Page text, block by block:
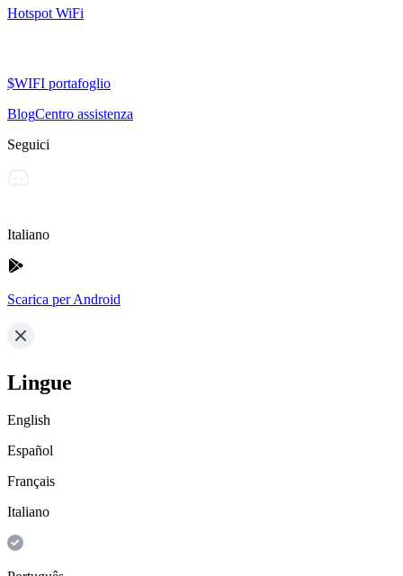
Hotspot WiFi
$WIFI portafoglio
BlogCentro assistenza
Seguici
Italiano
Scarica per Android
Lingue
English
Español
Français
Italiano